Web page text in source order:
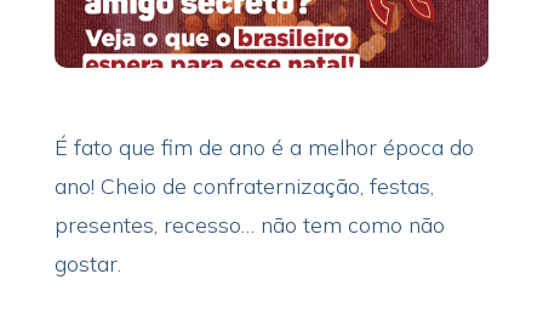
É fato que fim de ano é a melhor época do
ano! Cheio de confraternização, festas,
presentes, recesso… não tem como não
gostar.